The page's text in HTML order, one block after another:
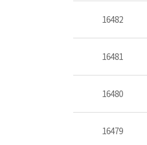
16482
16481
16480
16479